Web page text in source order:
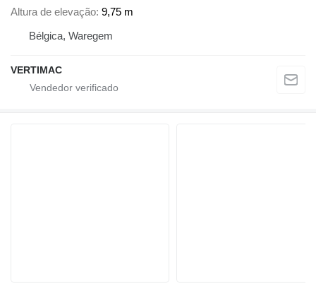
Altura de elevação 9,75 m
Bélgica, Waregem
VERTIMAC